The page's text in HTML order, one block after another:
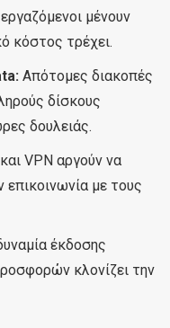
μένουν
κόστος τρέχει.
Απότομες διακοπές
δίσκους
δουλειάς.
VPN αργούν να
με τους
έκδοσης
κλονίζει την